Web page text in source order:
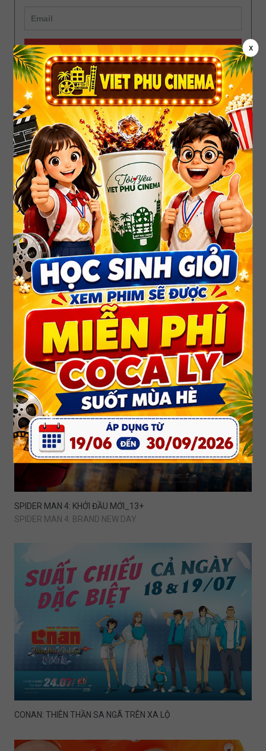
ĐĂNG KÝ
Phim đang chiếu
DEAR YOU: THƯ TÌNH GỬI NGOẠI
SPIDER MAN 4: KHỞI ĐẦU MỚI_13+
SPIDER MAN 4: BRAND NEW DAY
CONAN: THIÊN THẦN SA NGÃ TRÊN XA LỘ
x